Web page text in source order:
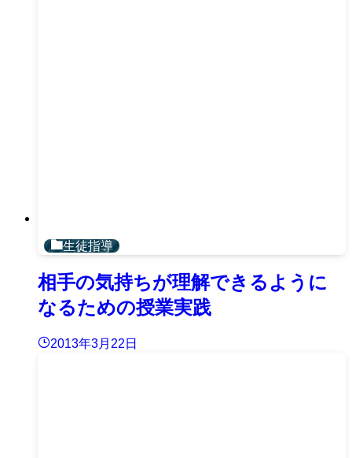
生徒指導
相手の気持ちが理解できるように
なるための授業実践
2013年3月22日